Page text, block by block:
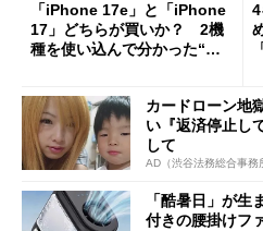
「iPhone 17e」と「iPhone
17」どちらが買いか？ 2機
種を使い込んで分かった“ス
カードローン地
い『返済停止し
して
AD（渋谷法務総合事務
「酷暑日」が
付きの腰掛けフ